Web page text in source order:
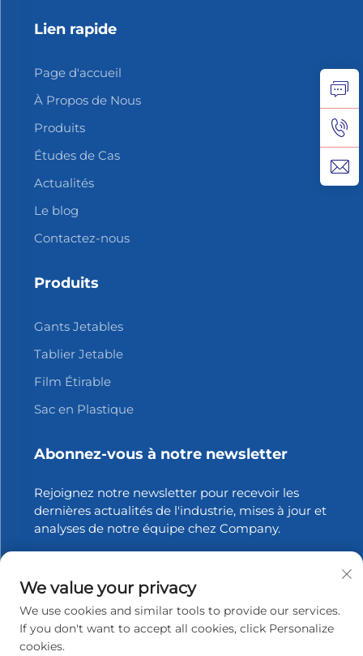
Lien rapide
Page d'accueil
À Propos de Nous
Produits
Études de Cas
Actualités
Le blog
Contactez-nous
Produits
Gants Jetables
Tablier Jetable
Film Étirable
Sac en Plastique
Abonnez-vous à notre newsletter
Rejoignez notre newsletter pour recevoir les
dernières actualités de l'industrie, mises à jour et
analyses de notre équipe chez Company.
Copyright © 2026 Zhangjiagang Xinfang Packaging
We value your privacy
We use cookies and similar tools to provide our services.
If you don't want to accept all cookies, click Personalize
cookies.